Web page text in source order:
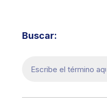
Buscar: